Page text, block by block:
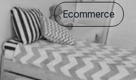
Ecommerce